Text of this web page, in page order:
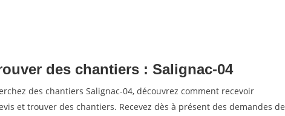
des chantiers : Salignac-04
des chantiers Salignac-04, découvrez comment recevoir
et trouver des chantiers. Recevez dès à présent des demandes de